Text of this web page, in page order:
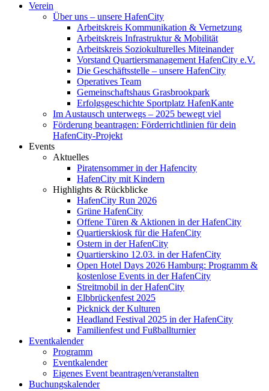
Verein
Über uns – unsere HafenCity
Arbeitskreis Kommunikation & Vernetzung
Arbeitskreis Infrastruktur & Mobilität
Arbeitskreis Soziokulturelles Miteinander
Vorstand Quartiersmanagement HafenCity e.V.
Die Geschäftsstelle – unsere HafenCity
Operatives Team
Gemeinschaftshaus Grasbrookpark
Erfolgsgeschichte Sportplatz HafenKante
Im Austausch unterwegs – 2025 bewegt viel
Förderung beantragen: Förderrichtlinien für dein
HafenCity-Projekt
Events
Aktuelles
Piratensommer in der Hafencity
HafenCity mit Kindern
Highlights & Rückblicke
HafenCity Run 2026
Grüne HafenCity
Offene Türen & Aktionen in der HafenCity
Quartierskiosk für die HafenCity
Ostern in der HafenCity
Quartierskino 12.03. in der HafenCity
Open Hotel Days 2026 Hamburg: Programm &
kostenlose Events in der HafenCity
Streitmobil in der HafenCity
Elbbrückenfest 2025
Picknick der Kulturen
Headland Festival 2025 in der HafenCity
Familienfest und Fußballturnier
Eventkalender
Programm
Eventkalender
Eigenes Event beantragen/veranstalten
Buchungskalender